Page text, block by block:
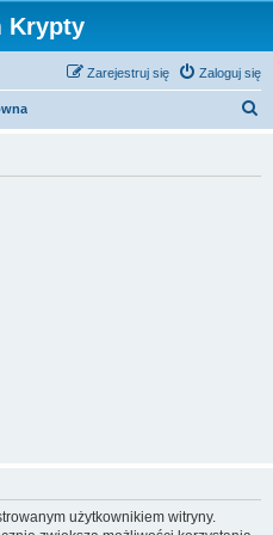
Krypty
Zaloguj się
Zarejestruj się
użytkownikiem witryny.